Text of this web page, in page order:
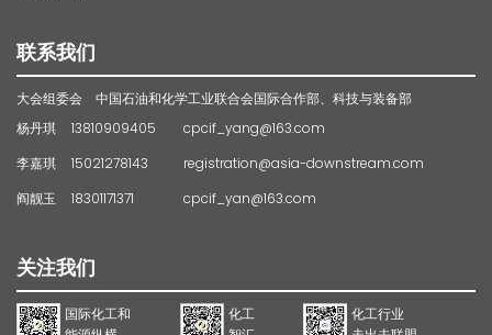
联系我们
大会组委会 中国石油和化学工业联合会国际合作部、科技与装备部
杨丹琪
13810909405
cpcif_yang@163.com
李嘉琪
15021278143
registration@asia-downstream.com
阎靓玉
18301171371 cpcif_yan@163.com
关注我们
国际化工和
化工
化工行业